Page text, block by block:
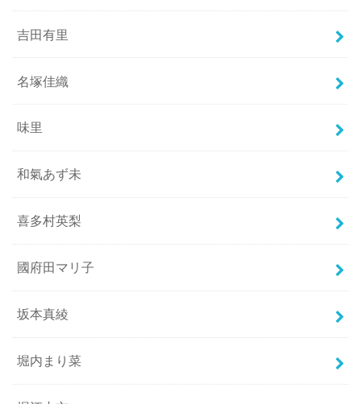
吉田有里
名塚佳織
味里
和氣あず未
喜多村英梨
國府田マリ子
坂本真綾
堀内まり菜